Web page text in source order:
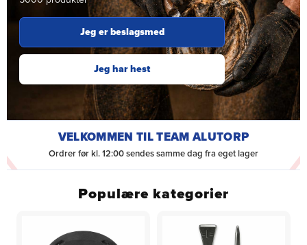
Jeg er beslagsmed
Jeg har hest
VELKOMMEN TIL TEAM ALUTORP
Ordrer før kl. 12:00 sendes samme dag fra eget lager
Populære kategorier